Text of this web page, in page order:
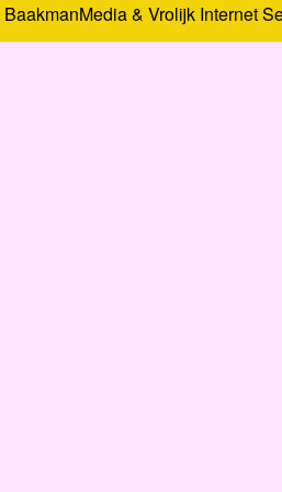
BaakmanMedia& Vrolijk Internet